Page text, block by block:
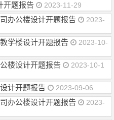
开题报告
2023-11-29
办公楼设计开题报告
2023-
学楼设计开题报告
2023-10-
楼设计开题报告
2023-10-1
计开题报告
2023-09-06
办公楼设计开题报告
2023-